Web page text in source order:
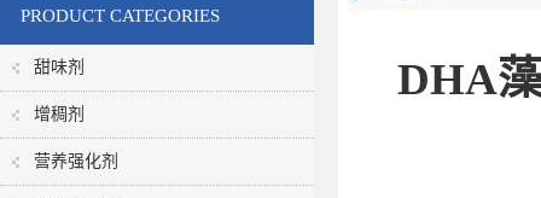
PRODUCT CATEGORIES
甜味剂
增稠剂
营养强化剂
DHA